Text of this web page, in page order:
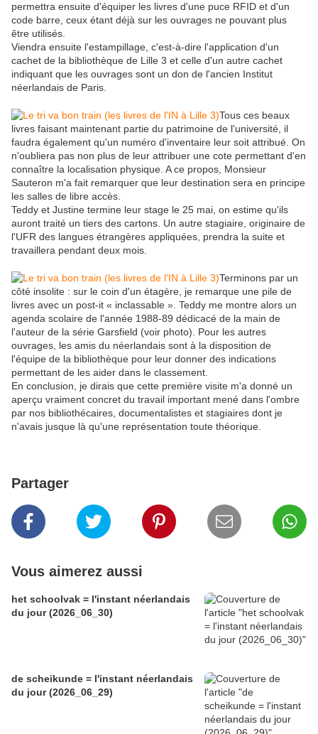
permettra ensuite d'équiper les livres d'une puce RFID et d'un
code barre, ceux étant déjà sur les ouvrages ne pouvant plus
être utilisés.
Viendra ensuite l'estampillage, c'est-à-dire l'application d'un
cachet de la bibliothèque de Lille 3 et celle d'un autre cachet
indiquant que les ouvrages sont un don de l'ancien Institut
néerlandais de Paris.
Tous ces beaux
livres faisant maintenant partie du patrimoine de l'université, il
faudra également qu'un numéro d'inventaire leur soit attribué. On
n'oubliera pas non plus de leur attribuer une cote permettant d'en
connaître la localisation physique. A ce propos, Monsieur
Sauteron m'a fait remarquer que leur destination sera en principe
les salles de libre accès.
Teddy et Justine termine leur stage le 25 mai, on estime qu'ils
auront traité un tiers des cartons. Un autre stagiaire, originaire de
l'UFR des langues étrangères appliquées, prendra la suite et
travaillera pendant deux mois.
Terminons par un
côté insolite : sur le coin d'un étagère, je remarque une pile de
livres avec un post-it « inclassable ». Teddy me montre alors un
agenda scolaire de l'année 1988-89 dédicacé de la main de
l'auteur de la série Garsfield (voir photo). Pour les autres
ouvrages, les amis du néerlandais sont à la disposition de
l'équipe de la bibliothèque pour leur donner des indications
permettant de les aider dans le classement.
En conclusion, je dirais que cette première visite m'a donné un
aperçu vraiment concret du travail important mené dans l'ombre
par nos bibliothécaires, documentalistes et stagiaires dont je
n'avais jusque là qu'une représentation toute théorique.
Partager
Vous aimerez aussi
het schoolvak = l'instant néerlandais
du jour (2026_06_30)
de scheikunde = l'instant néerlandais
du jour (2026_06_29)